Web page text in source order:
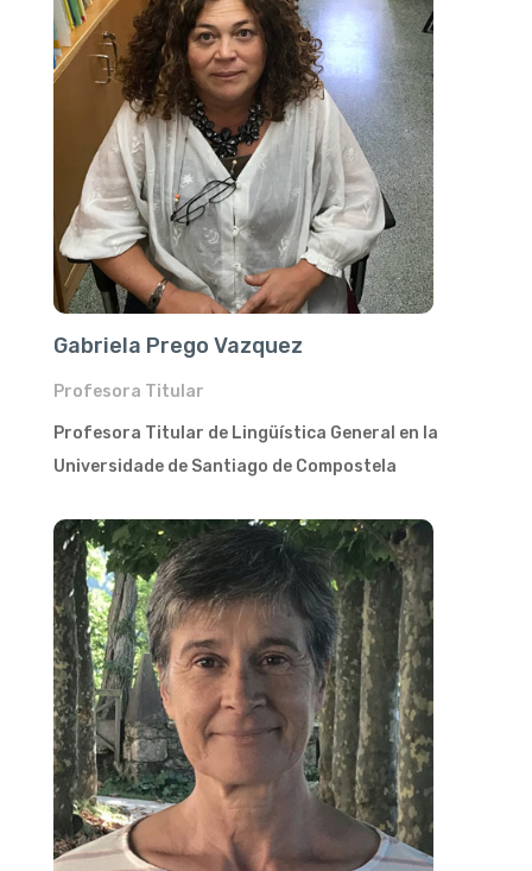
Gabriela Prego Vazquez
Profesora Titular
Profesora Titular de Lingüística General en la
Universidade de Santiago de Compostela